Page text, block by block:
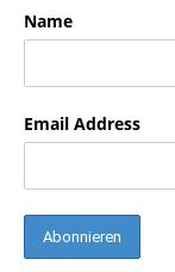
Name
Email Address